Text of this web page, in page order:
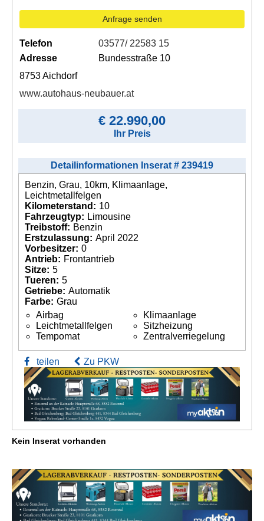
Anfrage senden
Telefon
03577/ 22583 15
Adresse
Bundesstraße 10
8753 Aichdorf
www.autohaus-neubauer.at
€ 22.990,00
Ihr Preis
Detailinformationen Inserat # 239419
Benzin, Grau, 10km, Klimaanlage,
Leichtmetallfelgen
Kilometerstand: 10
Fahrzeugtyp: Limousine
Treibstoff: Benzin
Erstzulassung: April 2022
Vorbesitzer: 0
Antrieb: Frontantrieb
Sitze: 5
Tueren: 5
Getriebe: Automatik
Farbe: Grau
Airbag
Klimaanlage
Leichtmetallfelgen
Sitzheizung
Tempomat
Zentralverriegelung
teilen Zu PKW
Kein Inserat vorhanden